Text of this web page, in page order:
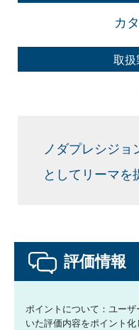
カ
取扱
ノダプレシジ
としてリーマを
評価情報
ポイントについて：ユー
いた評価内容をポイント